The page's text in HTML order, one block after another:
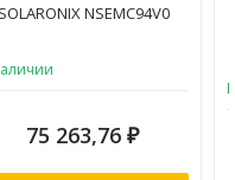
SOLARONIX NSEMC94V0
75 263,76 ₽